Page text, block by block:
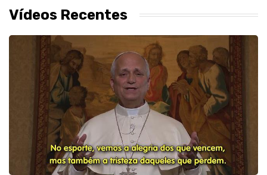
Vídeos Recentes